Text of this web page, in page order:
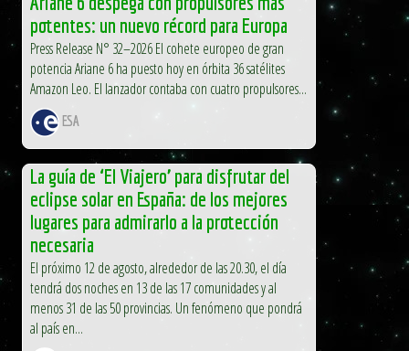
potentes: un nuevo récord para Europa
Press Release N° 32–2026 El cohete europeo de gran
potencia Ariane 6 ha puesto hoy en órbita 36 satélites
Amazon Leo. El lanzador contaba con cuatro propulsores...
ESA
La guía de ‘El Viajero’ para disfrutar del
eclipse solar en España: de los mejores
lugares para admirarlo a la protección
necesaria
El próximo 12 de agosto, alrededor de las 20.30, el día
tendrá dos noches en 13 de las 17 comunidades y al
menos 31 de las 50 provincias. Un fenómeno que pondrá
al país en...